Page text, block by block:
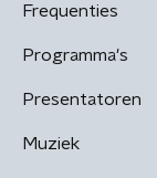
Frequenties
Programma's
Presentatoren
Muziek